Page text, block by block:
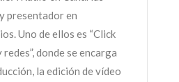
presentador en
Uno de ellos es “Click
donde se encarga
la edición de vídeo